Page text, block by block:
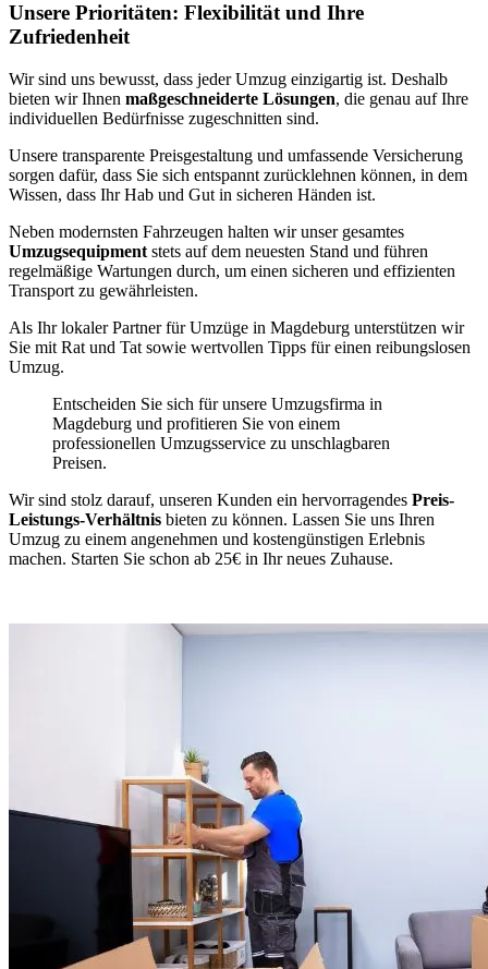
Unsere Prioritäten: Flexibilität und Ihre
Zufriedenheit
Wir sind uns bewusst, dass jeder Umzug einzigartig ist. Deshalb
bieten wir Ihnen maßgeschneiderte Lösungen, die genau auf Ihre
individuellen Bedürfnisse zugeschnitten sind.
Unsere transparente Preisgestaltung und umfassende Versicherung
sorgen dafür, dass Sie sich entspannt zurücklehnen können, in dem
Wissen, dass Ihr Hab und Gut in sicheren Händen ist.
Neben modernsten Fahrzeugen halten wir unser gesamtes
Umzugsequipment stets auf dem neuesten Stand und führen
regelmäßige Wartungen durch, um einen sicheren und effizienten
Transport zu gewährleisten.
Als Ihr lokaler Partner für Umzüge in Magdeburg unterstützen wir
Sie mit Rat und Tat sowie wertvollen Tipps für einen reibungslosen
Umzug.
Entscheiden Sie sich für unsere Umzugsfirma in
Magdeburg und profitieren Sie von einem
professionellen Umzugsservice zu unschlagbaren
Preisen.
Wir sind stolz darauf, unseren Kunden ein hervorragendes Preis-
Leistungs-Verhältnis bieten zu können. Lassen Sie uns Ihren
Umzug zu einem angenehmen und kostengünstigen Erlebnis
machen. Starten Sie schon ab 25€ in Ihr neues Zuhause.